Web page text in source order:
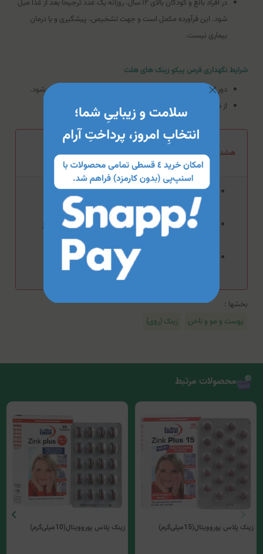
در افراد بالغ و کودکان بالای ۱۲ سال، روزانه یک عدد ترجیحا بعد از غذا میل
شود. این فرآورده مکمل است و جهت تشخیص، پیشگیری و یا درمان
بیماری نیست.
شرایط نگهداری قرص پیکو زینک های هلث
دور از نور، رطوبت و در دمای کمتر از 30 درجه سانتیگراد نگهداری شود.
از دسترس کودکان دور نگه داشته شود.
هشدار مصرف قرص پیکو زینک های هلث
در صورت ابتلا به بیماری‌های کلیوی قبل از مصرف با پزشک یا
داروساز خود مشورت کنید.
در صورت حساسیت به زینک و یا هر یک از اجزا این فرآورده از
در صورت بارداری و شیردهی، حتما قبل از مصرف با پزشک یا
بخشها :
پوست و مو و ناخن
زینک (روی)
محصولات مرتبط
زینک پلاس یوروویتال(15میلی‌گرم) زینک پلاس یوروویتال(10میلی‌گرم)